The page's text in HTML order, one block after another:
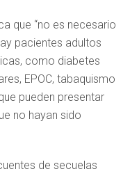
que “no es necesario
pacientes adultos
como diabetes
EPOC, tabaquismo
pueden presentar
no hayan sido
de secuelas